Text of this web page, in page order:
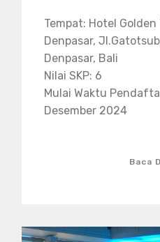
Tempat: Hotel Golden
Denpasar,
Denpasar, Bali
Nilai SKP: 6
Mulai Waktu
Desember 2024
Baca